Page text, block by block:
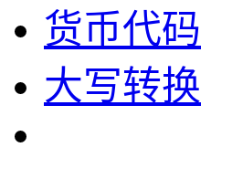
货币代码
大写转换